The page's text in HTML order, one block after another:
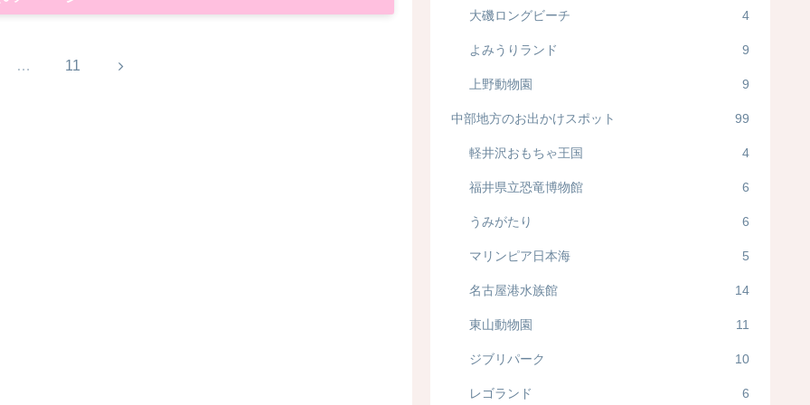
… 11 次
大磯ロングビーチ 4
よみうりランド 9
上野動物園 9
中部地方のお出かけスポット 99
軽井沢おもちゃ王国 4
福井県立恐竜博物館 6
うみがたり 6
マリンピア日本海 5
名古屋港水族館 14
東山動物園 11
ジブリパーク 10
レゴランド 6